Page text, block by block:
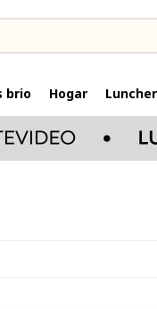
brio Hogar